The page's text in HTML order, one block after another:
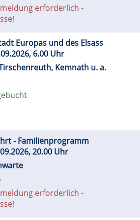
erforderlich -
Europas und des Elsass
6.00 Uhr
Kemnath u. a.
- Familienprogramm
20.00 Uhr
erforderlich -